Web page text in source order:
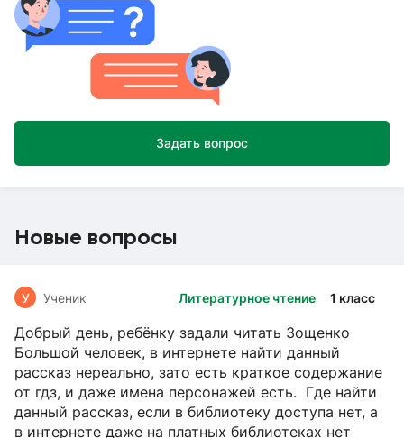
Задать вопрос
Новые вопросы
Литературное чтение 1 класс
У Ученик
Добрый день, ребёнку задали читать Зощенко
Большой человек, в интернете найти данный
рассказ нереально, зато есть краткое содержание
от гдз, и даже имена персонажей есть. Где найти
данный рассказ, если в библиотеку доступа нет, а
в интернете даже на платных библиотеках нет